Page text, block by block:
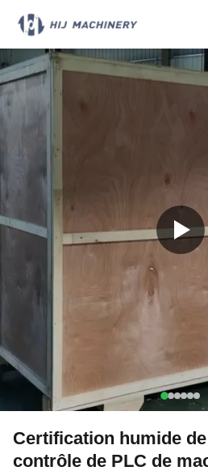
Certification humide
contrôle de PLC de